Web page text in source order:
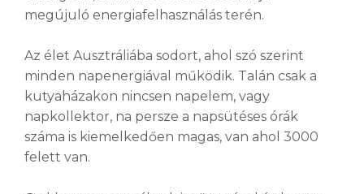
megújuló energiafelhasználás terén.
Az élet Ausztráliába sodort, ahol szó szerint
minden napenergiával működik. Talán csak a
kutyaházakon nincsen napelem, vagy
napkollektor, na persze a napsütéses órák
száma is kiemelkedően magas, van ahol 3000
felett van.